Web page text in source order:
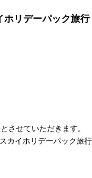
リデーパック旅
させていただきます。
カイホリデーパック旅